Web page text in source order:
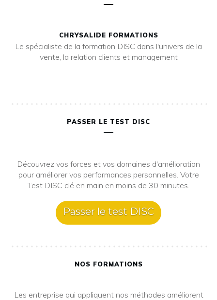
CHRYSALIDE FORMATIONS
Le spécialiste de la formation DISC dans l'univers de la
vente, la relation clients et management
PASSER LE TEST DISC
Découvrez vos forces et vos domaines d'amélioration
pour améliorer vos performances personnelles. Votre
Test DISC clé en main en moins de 30 minutes.
Passer le test DISC
NOS FORMATIONS
Les entreprise qui appliquent nos méthodes améliorent